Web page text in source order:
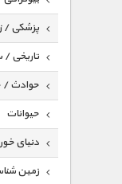
پزشکی /
تاریخی
حوادث /
حیوانات
دنیای
زمین